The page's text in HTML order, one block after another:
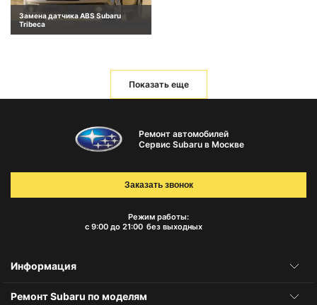
Замена датчика ABS Subaru
Tribeca
Показать еще
Ремонт автомобилей
Сервис Subaru в Москве
Режим работы:
с 9:00 до 21:00 без выходных
Заказать звонок
Информация
Ремонт Subaru по моделям